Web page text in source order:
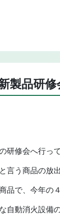
製品研
研修会へ行っ
言う商品の放
品で、今年の
自動消火設備